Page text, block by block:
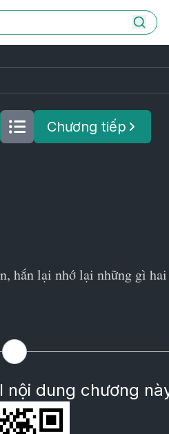
Chương tiếp
hắn lại nhớ lại những gì
nội dung chương